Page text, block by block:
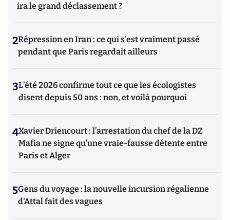
ira le grand déclassement ?
2Répression en Iran : ce qui s'est vraiment passé
pendant que Paris regardait ailleurs
3L’été 2026 confirme tout ce que les écologistes
disent depuis 50 ans : non, et voilà pourquoi
4Xavier Driencourt : l’arrestation du chef de la DZ
Mafia ne signe qu’une vraie-fausse détente entre
Paris et Alger
5Gens du voyage : la nouvelle incursion régalienne
d'Attal fait des vagues